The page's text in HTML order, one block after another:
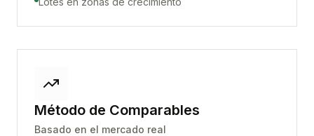
Método de Comparables
Basado en el mercado real